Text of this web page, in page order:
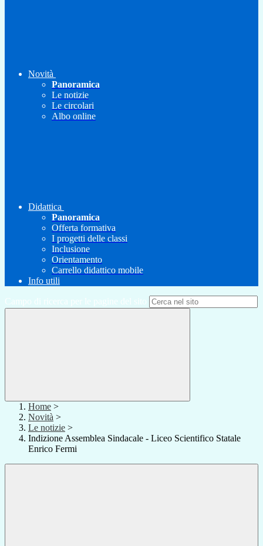
Novità
Panoramica
Le notizie
Le circolari
Albo online
Didattica
Panoramica
Offerta formativa
I progetti delle classi
Inclusione
Orientamento
Carrello didattico mobile
Info utili
Campo di ricerca per le pagine del sito
Home >
Novità >
Le notizie >
Indizione Assemblea Sindacale - Liceo Scientifico Statale
Enrico Fermi